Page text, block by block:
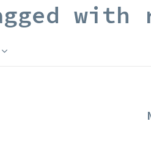
with